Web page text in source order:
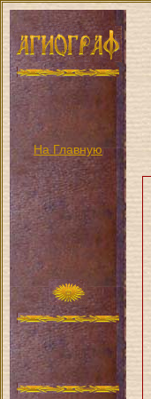
На Главную